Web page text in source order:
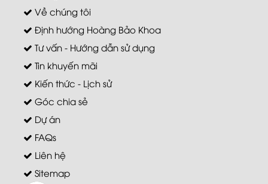
Về chúng tôi
Định hướng Hoàng Bảo Khoa
Tư vấn - Hướng dẫn sử dụng
Tin khuyến mãi
Kiến thức - Lịch sử
Góc chia sẻ
Dự án
FAQs
Liên hệ
Sitemap